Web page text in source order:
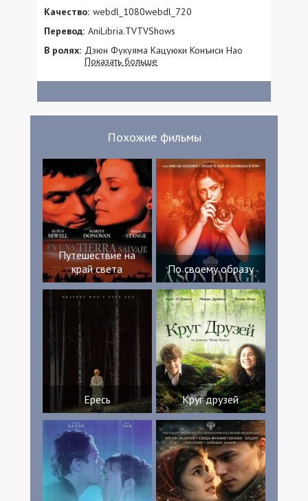
Качество: webdl_1080webdl_720
Перевод: AniLibria.TVTVShows
В ролях: Дзюн Фукуяма Кацуюки Конъиси Нао
Тояма Аои Юки Кадзухико Иноуэ Ёко
Показать больше
Похожие фильмы
Путешествие на
край света
По своему образу
Ересь Круг друзей